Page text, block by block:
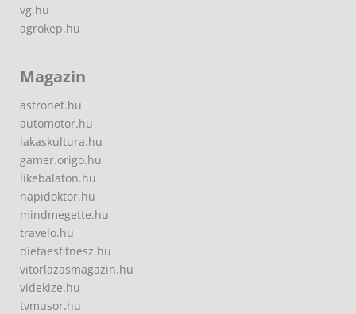
vg.hu
agrokep.hu
Magazin
astronet.hu
automotor.hu
lakaskultura.hu
gamer.origo.hu
likebalaton.hu
napidoktor.hu
mindmegette.hu
travelo.hu
dietaesfitnesz.hu
vitorlazasmagazin.hu
videkize.hu
tvmusor.hu